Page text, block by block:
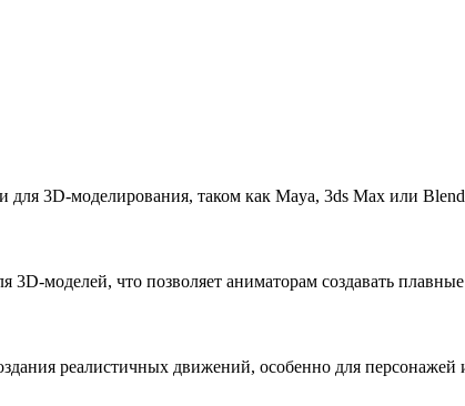
3D-моделирования, таком как Maya, 3ds Max или
3D-моделей, что позволяет аниматорам создавать
реалистичных движений, особенно для персонажей